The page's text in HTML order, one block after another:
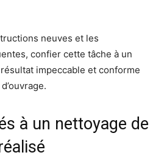
neuves et les
confier cette tâche à un
impeccable et conforme
à un nettoyage de